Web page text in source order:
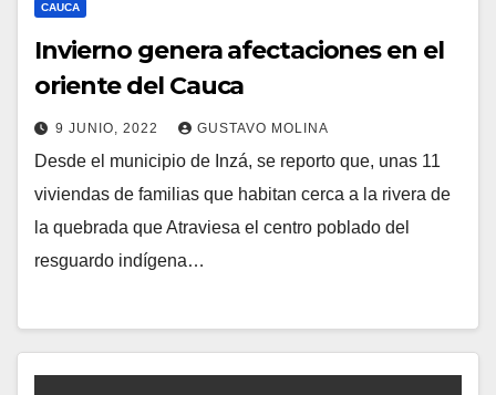
CAUCA
Invierno genera afectaciones en el
oriente del Cauca
9 JUNIO, 2022 GUSTAVO MOLINA
Desde el municipio de Inzá, se reporto que, unas 11
viviendas de familias que habitan cerca a la rivera de
la quebrada que Atraviesa el centro poblado del
resguardo indígena…